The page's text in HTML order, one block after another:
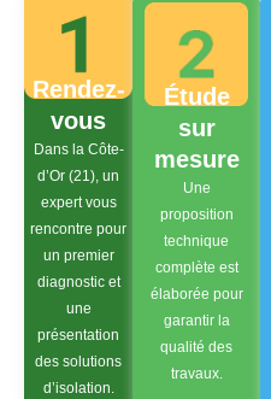
Rendez-
vous
Dans la Côte-
d’Or (21), un
expert vous
rencontre pour
un premier
diagnostic et
une
présentation
des solutions
d’isolation.
Étude
sur
mesure
Une
proposition
technique
complète est
élaborée pour
garantir la
qualité des
travaux.